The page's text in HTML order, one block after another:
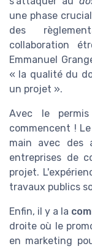
une phase
des
collaboration
Emmanuel
« la qualité du
un projet ».
Avec le
commencent !
main avec des
entreprises de
projet.
travaux publics
Enfin, il y a la
droite où le
en marketing